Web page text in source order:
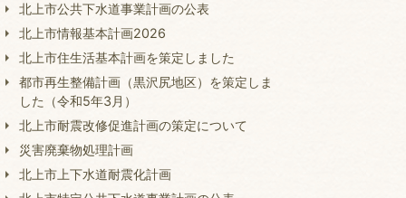
北上市公共下水道事業計画の公表
北上市情報基本計画2026
北上市住生活基本計画を策定しました
都市再生整備計画（黒沢尻地区）を策定しま
した（令和5年3月）
北上市耐震改修促進計画の策定について
災害廃棄物処理計画
北上市上下水道耐震化計画